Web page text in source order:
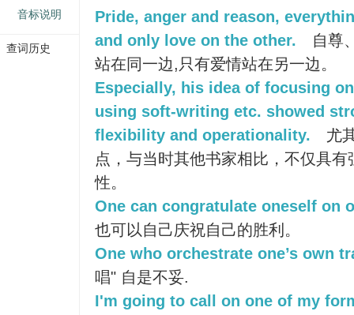
Pride, anger and reason,
and only love on the other.
自尊
站在同一边,只有爱情站在另一边。
Especially, his idea of focusing
using soft-writing etc. showed
flexibility and operationality.
尤
点，与当时其他书家相比，不仅具
性。
One can congratulate oneself on
也可以自己庆祝自己的胜利。
One who orchestrate one’s own
唱" 自是不妥.
I'm going to call on one of my
音标说明
查词历史